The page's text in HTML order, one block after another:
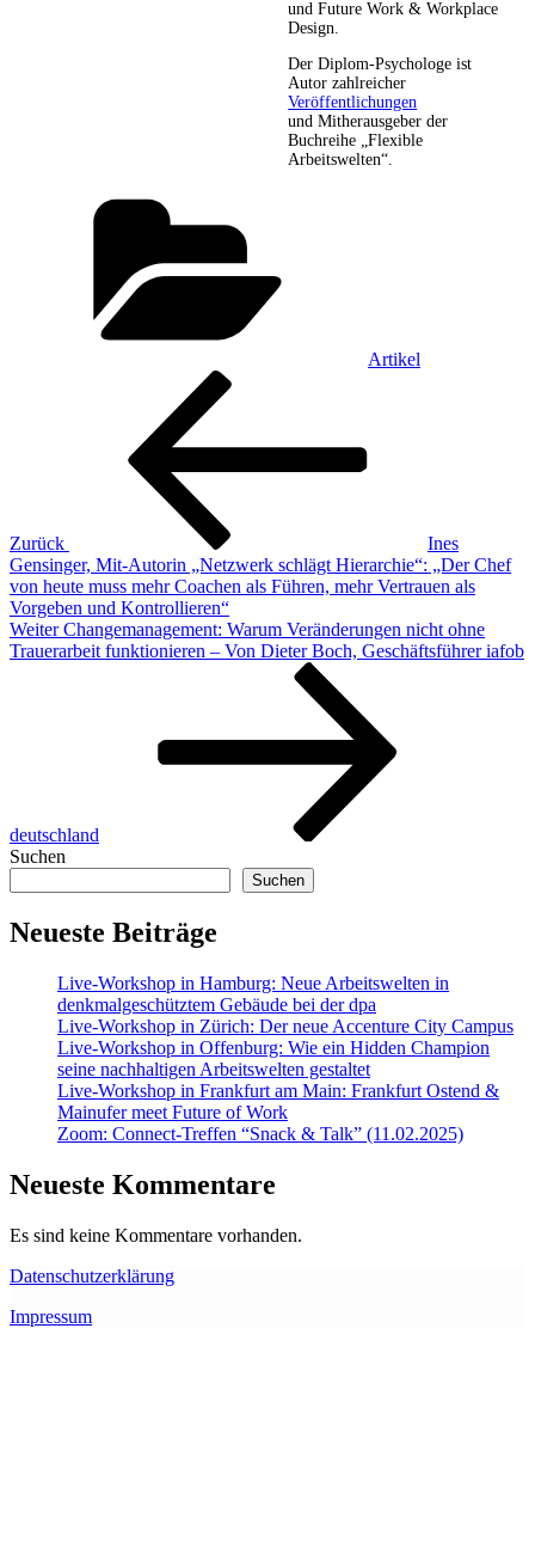
und Future Work & Workplace
Design.
Der Diplom-Psychologe ist
Autor zahlreicher
Veröffentlichungen
und Mitherausgeber der
Buchreihe „Flexible
Arbeitswelten“.
Artikel
Beitragsnavigation
Zurück
Ines
Gensinger, Mit-Autorin „Netzwerk schlägt Hierarchie“: „Der Chef
von heute muss mehr Coachen als Führen, mehr Vertrauen als
Vorgeben und Kontrollieren“
Nächster
Beitrag
Weiter Changemanagement: Warum Veränderungen nicht ohne
Trauerarbeit funktionieren – Von Dieter Boch, Geschäftsführer iafob
deutschland
Suchen
Suchen
Neueste Beiträge
Live-Workshop in Hamburg: Neue Arbeitswelten in
denkmalgeschütztem Gebäude bei der dpa
Live-Workshop in Zürich: Der neue Accenture City Campus
Live-Workshop in Offenburg: Wie ein Hidden Champion
seine nachhaltigen Arbeitswelten gestaltet
Live-Workshop in Frankfurt am Main: Frankfurt Ostend &
Mainufer meet Future of Work
Zoom: Connect-Treffen “Snack & Talk” (11.02.2025)
Neueste Kommentare
Es sind keine Kommentare vorhanden.
Datenschutzerklärung
Impressum